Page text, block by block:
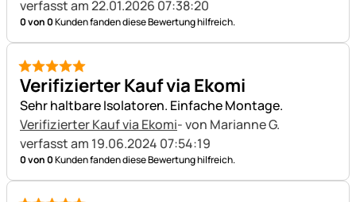
verfasst am 22.01.2026 07:38:20
0 von 0Kunden fanden diese Bewertung hilfreich.
5 von 5
Verifizierter Kauf via Ekomi
Sehr haltbare Isolatoren. Einfache Montage.
Verifizierter Kauf via Ekomi- von Marianne G.
verfasst am 19.06.2024 07:54:19
0 von 0Kunden fanden diese Bewertung hilfreich.